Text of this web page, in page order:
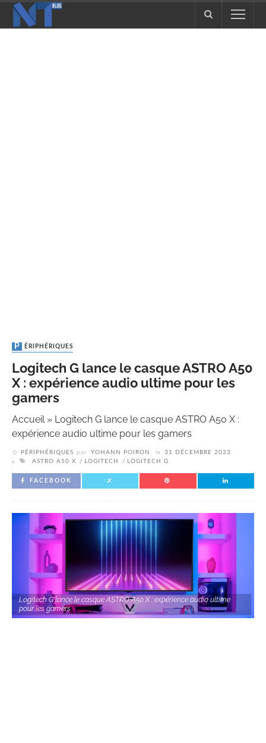
PÉRIPHÉRIQUES
Logitech G lance le casque ASTRO A50
X : expérience audio ultime pour les
gamers
Accueil» Logitech G lance le casque ASTRO A50 X :
expérience audio ultime pour les gamers
PÉRIPHÉRIQUES par YOHANN POIRON le
31 DÉCEMBRE 2023
ASTRO A50 X
LOGITECH LOGITECH G
FACEBOOK
Logitech G lance le casque ASTRO A50 X : expérience audio ultime
pour les gamers